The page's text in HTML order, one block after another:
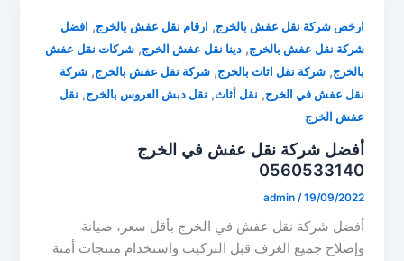
ارخص شركة نقل عفش بالخرج, ارقام نقل عفش بالخرج, افضل
شركة نقل عفش بالخرج,دينا نقل عفش الخرج,شركات نقل عفش
بالخرج,شركة نقل اثاث بالخرج,شركة نقل عفش بالخرج,شركة
نقل عفش في الخرج, نقل أثاث, نقل دبش العروس بالخرج, نقل
عفش الخرج
أفضل شركة نقل عفش في الخرج
0560533140
admin /19/09/2022
أفضل شركة نقل عفش في الخرج بأقل سعر، صيانة
وإصلاح جميع الغرف قبل التركيب واستخدام منتجات أمنة